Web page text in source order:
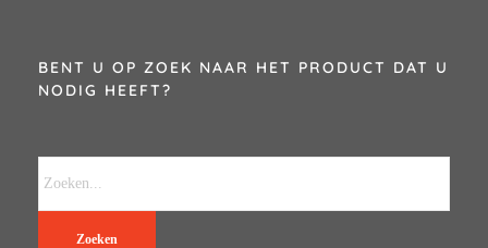
BENT U OP ZOEK NAAR HET PRODUCT DAT U
NODIG HEEFT?
Zoeken